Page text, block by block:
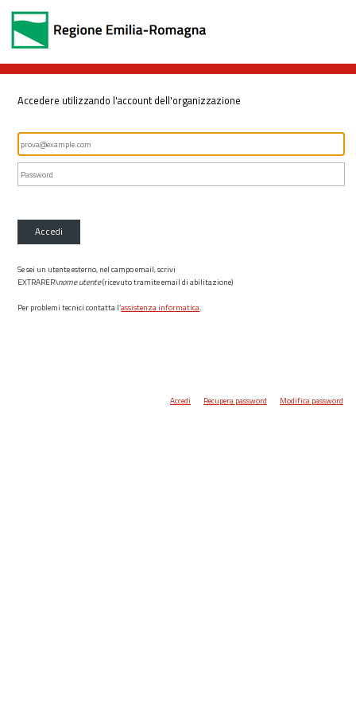
Accedere utilizzando l'account dell'organizzazione
Accedi
Se sei un utente esterno, nel campo email, scrivi
EXTRARER\nome utente(ricevuto tramite email di abilitazione)
Per problemi tecnici contatta l’assistenza informatica.
Accedi Recupera password Modifica password